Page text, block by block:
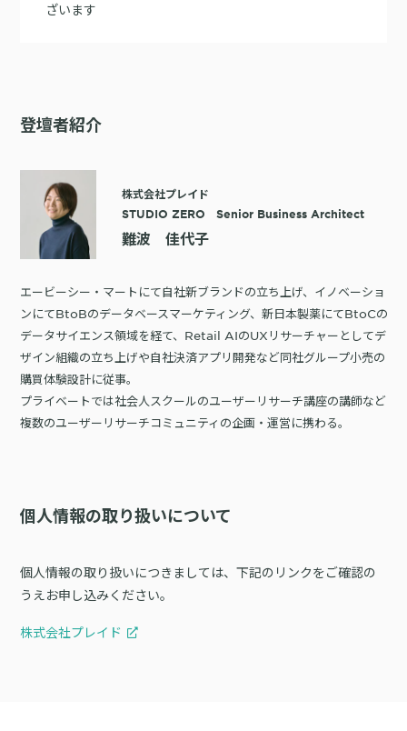
ざいます
登壇者紹介
株式会社プレイド
STUDIO ZERO Senior Business Architect
難波 佳代子
エービーシー・マートにて自社新ブランドの立ち上げ、イノベーショ
ンにてBtoBのデータベースマーケティング、新日本製薬にてBtoCの
データサイエンス領域を経て、Retail AIのUXリサーチャーとしてデ
ザイン組織の立ち上げや自社決済アプリ開発など同社グループ小売の
購買体験設計に従事。
プライベートでは社会人スクールのユーザーリサーチ講座の講師など
複数のユーザーリサーチコミュニティの企画・運営に携わる。
個人情報の取り扱いについて
個人情報の取り扱いにつきましては、下記のリンクをご確認の
うえお申し込みください。
株式会社プレイド